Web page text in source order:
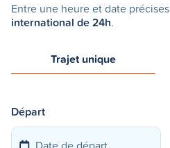
Entre une heure et date précises
international de 24h.
Trajet unique
Départ